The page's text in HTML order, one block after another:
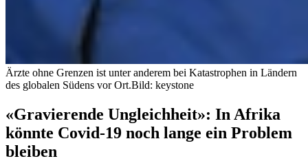
Ärzte ohne Grenzen ist unter anderem bei Katastrophen in Ländern
des globalen Südens vor Ort.Bild: keystone
«Gravierende Ungleichheit»: In Afrika
könnte Covid-19 noch lange ein Problem
bleiben